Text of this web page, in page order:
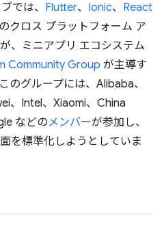
では、 Flutter、 Ionic、 React
クロス プラットフォーム ア
、ミニアプリ エコシステム
Community Group が主導す
のグループには、Alibaba、
、Intel、Xiaomi、China
などのメンバーが参加し、
を標準化しようとしていま